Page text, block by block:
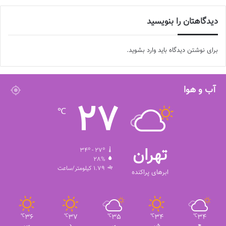
جدول رده بندی لیگ برتر فوتبال در پایان هفته دهم
دیدگاهتان را بنویسید
برای نوشتن دیدگاه باید وارد بشوید.
آب و هوا
تهران
ابرهای پراکنده
27
℃
34º - 27º
28%
1.79 کیلومتر/ساعت
34
℃
34
℃
35
℃
37
℃
36
℃